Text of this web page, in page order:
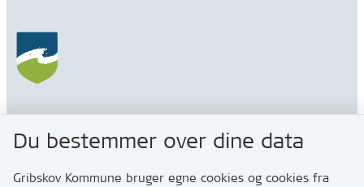
Gribskov Kommune
Rådhusvej 3
3200 Helsinge
Du bestemmer over dine data
Gribskov Kommune bruger egne cookies og cookies fra